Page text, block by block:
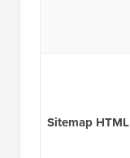
Sitemap HTML